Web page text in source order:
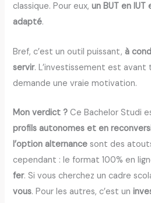
classique. Pour eux,un BUT en
adapté.
Bref, c’est un outil puissant, à
servir. L’investissement est
demande une vraie motivation.
Mon verdict ? Ce Bachelor Studi
profils autonomes et en
l’option alternance sont des
cependant : le format 100% en
fer. Si vous cherchez un cadre
vous. Pour les autres, c’est un